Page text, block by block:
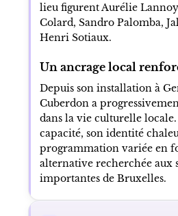
lieu figurent Aurélie
Colard, Sandro Palomba,
Henri Sotiaux.
Un ancrage local
Depuis son installation à
Cuberdon a
dans la vie culturelle locale.
capacité, son identité
programmation variée en
alternative recherchée aux
importantes de Bruxelles.